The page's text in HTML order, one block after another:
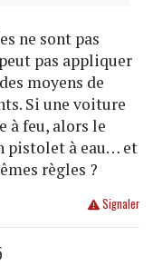
ne sont pas
pas appliquer
moyens de
Si une voiture
à feu, alors le
pistolet à eau… et
règles ?
Signaler